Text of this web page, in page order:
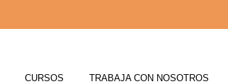
CURSOS TRABAJA CON NOSOTROS